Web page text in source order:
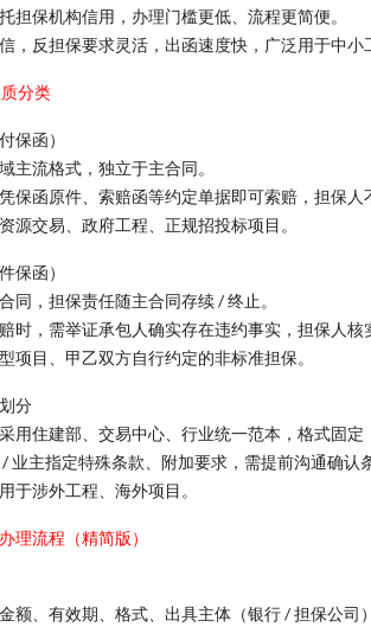
担保机构信用，办理门槛更低、流程更简便。
，反担保要求灵活，出函速度快，广泛用于中小
分类
保函）
主流格式，独立于主合同。
保函原件、索赔函等约定单据即可索赔，担保
源交易、政府工程、正规招投标项目。
保函）
同，担保责任随主合同存续 / 终止。
时，需举证承包人确实存在违约事实，担保人核
项目、甲乙双方自行约定的非标准担保。
分
用住建部、交易中心、行业统一范本，格式固定
业主指定特殊条款、附加要求，需提前沟通确认
于涉外工程、海外项目。
理流程（精简版）
额、有效期、格式、出具主体（银行 / 担保公司